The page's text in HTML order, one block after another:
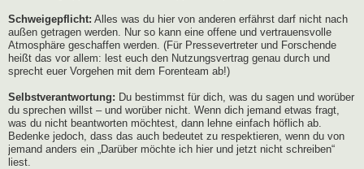
Schweigepflicht: Alles was du hier von anderen erfährst darf nicht nach
außen getragen werden. Nur so kann eine offene und vertrauensvolle
Atmosphäre geschaffen werden. (Für Pressevertreter und Forschende
heißt das vor allem: lest euch den Nutzungsvertrag genau durch und
sprecht euer Vorgehen mit dem Forenteam ab!)
Selbstverantwortung: Du bestimmst für dich, was du sagen und worüber
du sprechen willst – und worüber nicht. Wenn dich jemand etwas fragt,
was du nicht beantworten möchtest, dann lehne einfach höflich ab.
Bedenke jedoch, dass das auch bedeutet zu respektieren, wenn du von
jemand anders ein „Darüber möchte ich hier und jetzt nicht schreiben“
liest.